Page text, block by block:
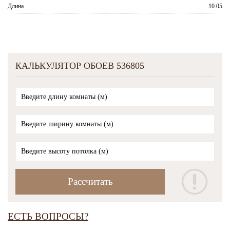
Длина
10.05
КАЛЬКУЛЯТОР ОБОЕВ 536805
ЕСТЬ ВОПРОСЫ?